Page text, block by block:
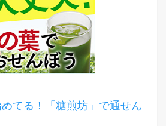
てる！「糖煎坊」で通せん